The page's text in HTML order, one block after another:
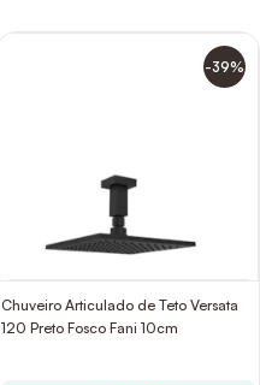
-39%
Chuveiro Articulado de Teto Versata
120 Preto Fosco Fani 10cm